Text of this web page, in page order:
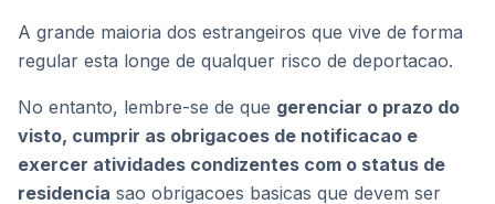
A grande maioria dos estrangeiros que vive de forma
regular esta longe de qualquer risco de deportacao.
No entanto, lembre-se de que gerenciar o prazo do
visto, cumprir as obrigacoes de notificacao e
exercer atividades condizentes com o status de
residencia sao obrigacoes basicas que devem ser